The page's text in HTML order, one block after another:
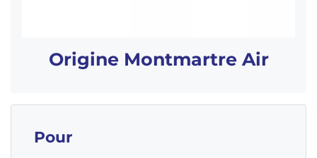
Origine Montmartre Air
Pour